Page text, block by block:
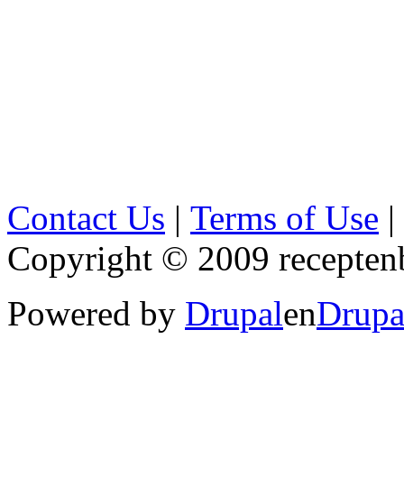
Contact Us | Terms of Use |
Copyright © 2009
Powered by Drupalen